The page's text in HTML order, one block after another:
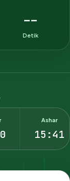
--
Detik
Ashar
15:41